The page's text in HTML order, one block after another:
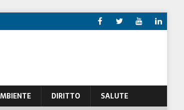
DIRITTO SALUTE